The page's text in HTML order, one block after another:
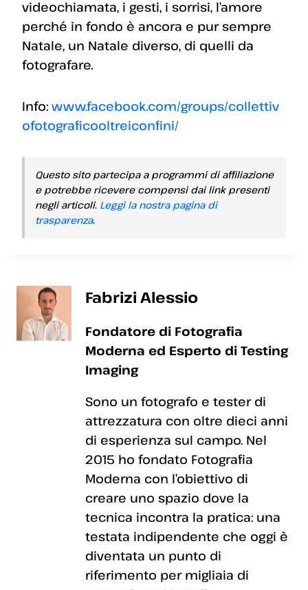
videochiamata, i gesti, i sorrisi, l’amore
perché in fondo è ancora e pur sempre
Natale, un Natale diverso, di quelli da
fotografare.
Info: www.facebook.com/groups/collettiv
ofotograficooltreiconfini/
Questo sito partecipa a programmi di affiliazione
e potrebbe ricevere compensi dai link presenti
negli articoli. Leggi la nostra pagina di
trasparenza.
Fabrizi Alessio
Fondatore di Fotografia
Moderna ed Esperto di Testing
Imaging
Sono un fotografo e tester di
attrezzatura con oltre dieci anni
di esperienza sul campo. Nel
2015 ho fondato Fotografia
Moderna con l’obiettivo di
creare uno spazio dove la
tecnica incontra la pratica: una
testata indipendente che oggi è
diventata un punto di
riferimento per migliaia di